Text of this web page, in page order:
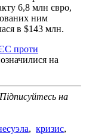
6,8 млн євро,
ним
в $143 млн.
проти
на
на
, кризис,